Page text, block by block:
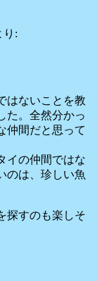
り:
はないことを教
た。全然分かっ
仲間だと思って
イの仲間ではな
のは、珍しい魚
探すのも楽しそ